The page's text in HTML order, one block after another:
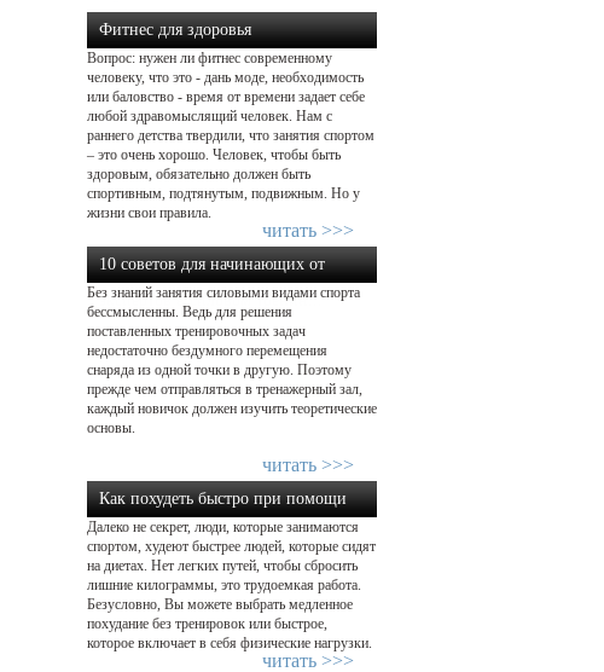
Фитнес для здоровья
Вопрос: нужен ли фитнес современному
человеку, что это - дань моде, необходимость
или баловство - время от времени задает себе
любой здравомыслящий человек. Нам с
раннего детства твердили, что занятия спортом
– это очень хорошо. Человек, чтобы быть
здоровым, обязательно должен быть
спортивным, подтянутым, подвижным. Но у
жизни свои правила.
читать >>>
10 советов для начинающих от
экспертов в силовом тренин...
Без знаний занятия силовыми видами спорта
бессмысленны. Ведь для решения
поставленных тренировочных задач
недостаточно бездумного перемещения
снаряда из одной точки в другую. Поэтому
прежде чем отправляться в тренажерный зал,
каждый новичок должен изучить теоретические
основы.
читать >>>
Как похудеть быстро при помощи
физической нагрузки...
Далеко не секрет, люди, которые занимаются
спортом, худеют быстрее людей, которые сидят
на диетах. Нет легких путей, чтобы сбросить
лишние килограммы, это трудоемкая работа.
Безусловно, Вы можете выбрать медленное
похудание без тренировок или быстрое,
которое включает в себя физические нагрузки.
читать >>>